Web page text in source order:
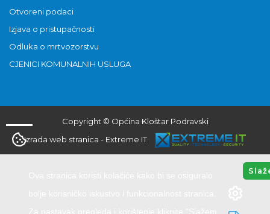
Otvoreni podaci
Izjava o pristupačnosti
Odluka o mrtvozorstvu
CJENICI KOMUNALNIH USLUGA
Copyright © Općina Kloštar Podravski
Izrada web stranica - Extreme IT